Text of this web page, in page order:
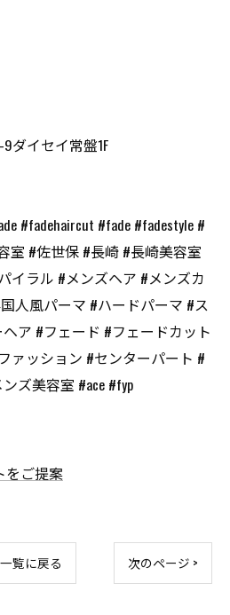
ダイセイ常盤1F
#fadehaircut #fade #fadestyle #
室 #佐世保 #長崎 #長崎美容室
イラル #メンズヘア #メンズカ
人風パーマ #ハードパーマ #ス
ア #フェード #フェードカット
ァッション #センターパート #
ズ美容室 #ace #fyp
をご提案
一覧に戻る 次のページ >